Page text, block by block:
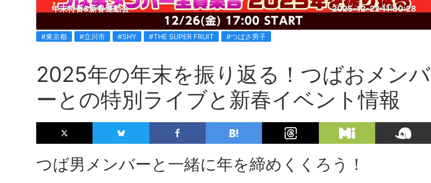
年末特番&新春運動会 2025-12-22 11:30:28
#東京都 #立川市 #SHY #THE SUPER FRUIT #つばさ男子
2025年の年末を振り返る！つばおメンバ
ーとの特別ライブと新春イベント情報
つば男メンバーと一緒に年を締めくくろう！